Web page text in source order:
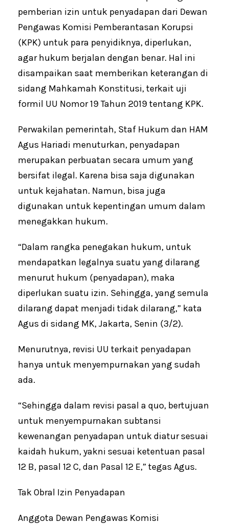
pemberian izin untuk penyadapan dari Dewan
Pengawas Komisi Pemberantasan Korupsi
(KPK) untuk para penyidiknya, diperlukan,
agar hukum berjalan dengan benar. Hal ini
disampaikan saat memberikan keterangan di
sidang Mahkamah Konstitusi, terkait uji
formil UU Nomor 19 Tahun 2019 tentang KPK.
Perwakilan pemerintah, Staf Hukum dan HAM
Agus Hariadi menuturkan, penyadapan
merupakan perbuatan secara umum yang
bersifat ilegal. Karena bisa saja digunakan
untuk kejahatan. Namun, bisa juga
digunakan untuk kepentingan umum dalam
menegakkan hukum.
“Dalam rangka penegakan hukum, untuk
mendapatkan legalnya suatu yang dilarang
menurut hukum (penyadapan), maka
diperlukan suatu izin. Sehingga, yang semula
dilarang dapat menjadi tidak dilarang,” kata
Agus di sidang MK, Jakarta, Senin (3/2).
Menurutnya, revisi UU terkait penyadapan
hanya untuk menyempurnakan yang sudah
ada.
“Sehingga dalam revisi pasal a quo, bertujuan
untuk menyempurnakan subtansi
kewenangan penyadapan untuk diatur sesuai
kaidah hukum, yakni sesuai ketentuan pasal
12 B, pasal 12 C, dan Pasal 12 E,” tegas Agus.
Tak Obral Izin Penyadapan
Anggota Dewan Pengawas Komisi